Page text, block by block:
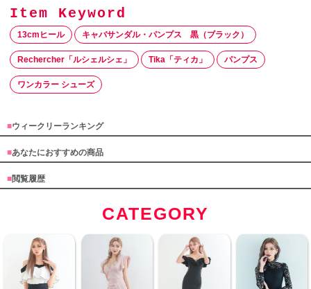
13cmヒール キャバサンダル・パンプス 黒（ブラック）
Rechercher「ルシェルシェ」 Tika「ティカ」 パンプス
ワンカラー シューズ
■ウィークリーランキング
■あなたにおすすめの商品
■閲覧履歴
CATEGORY